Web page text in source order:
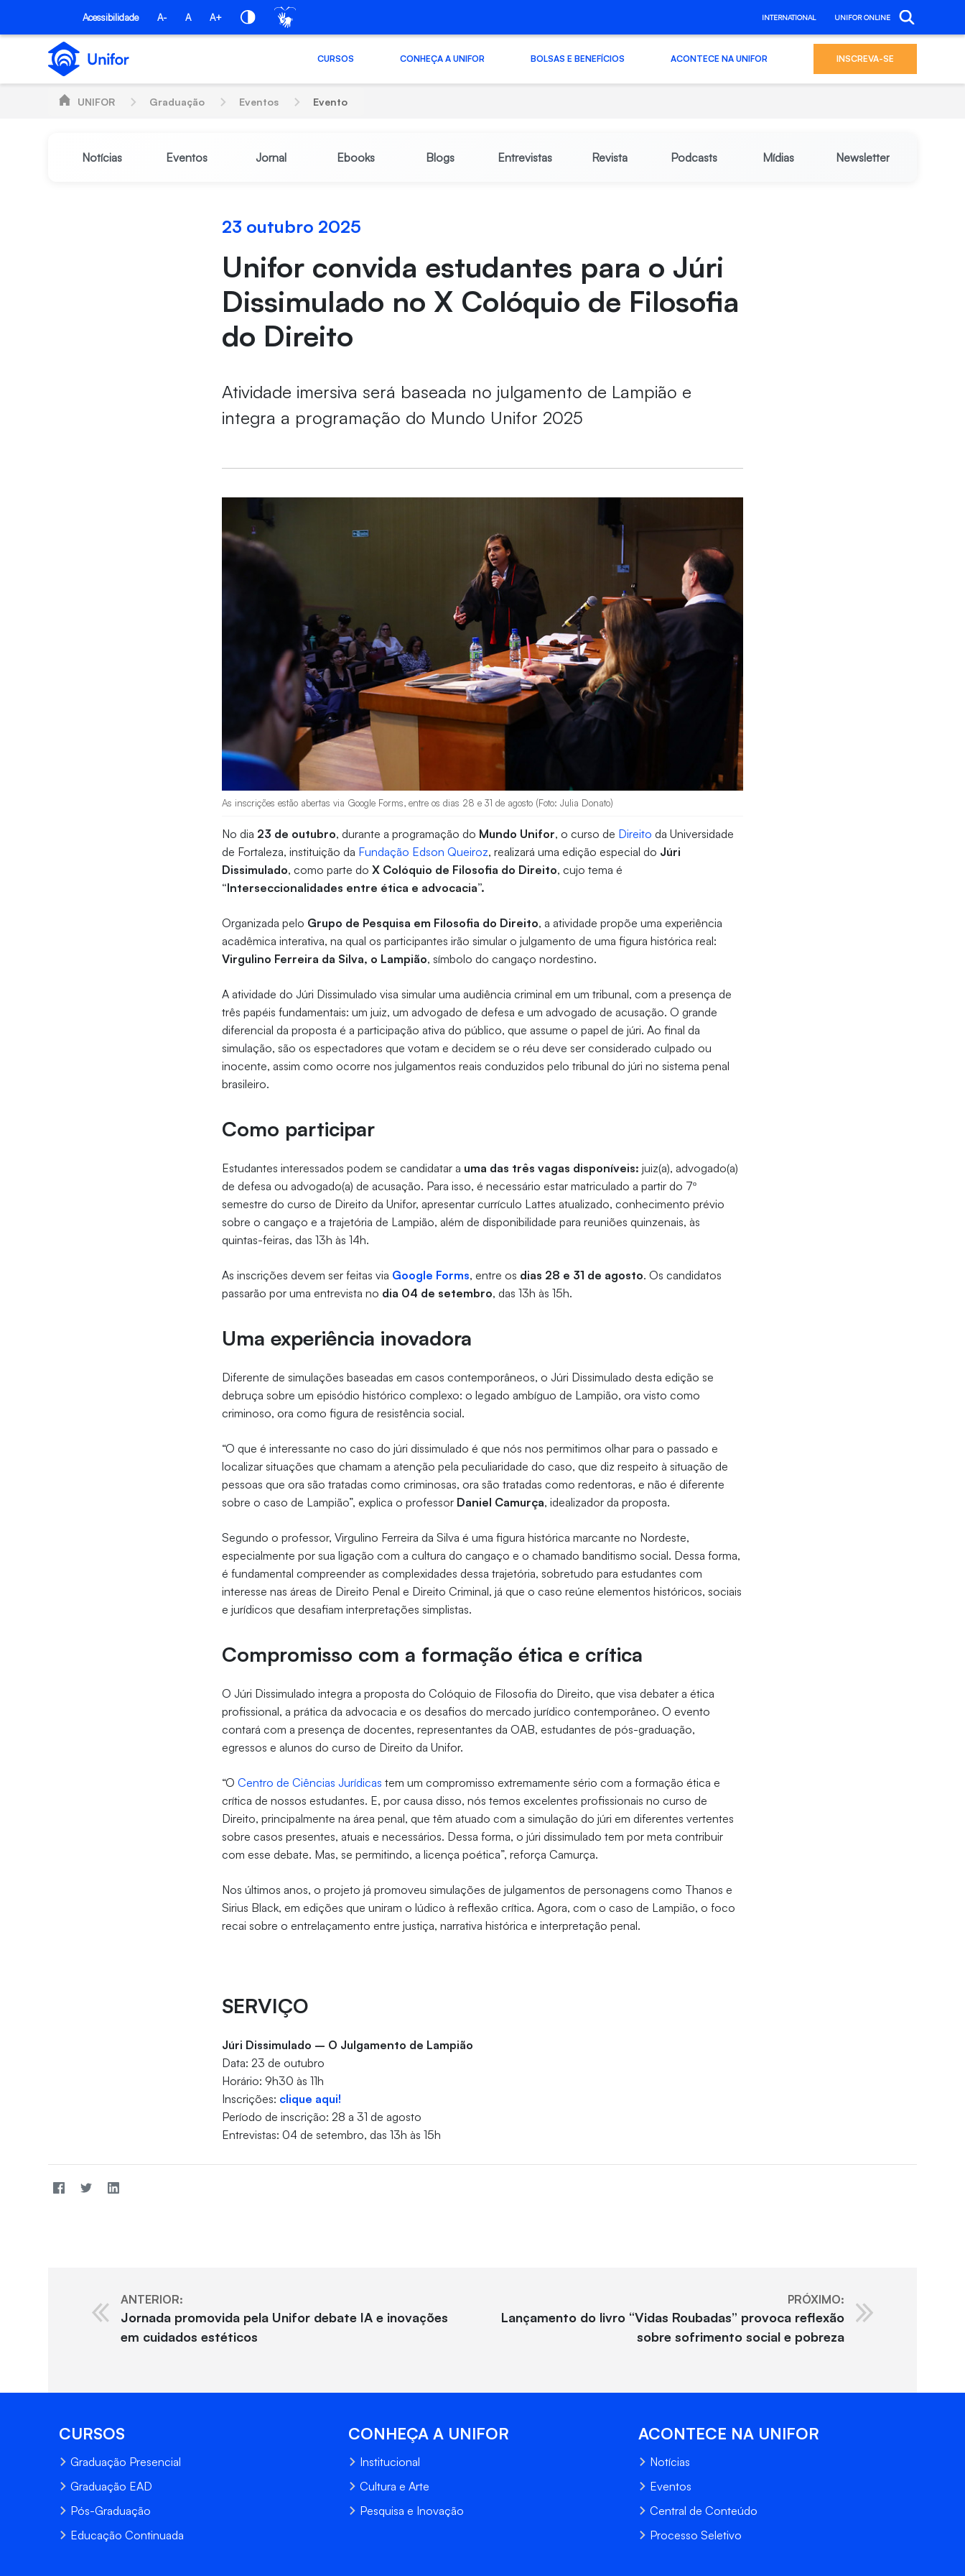
Pular para o Conteúdo principal
Acessibilidade A- A A+ INTERNATIONAL UNIFOR ONLINE
CURSOS CONHEÇA A UNIFOR BOLSAS E BENEFÍCIOS ACONTECE NA UNIFOR INSCREVA-SE
UNIFOR Graduação Eventos Evento
Notícias Eventos Jornal Ebooks Blogs Entrevistas Revista Podcasts Mídias Newsletter
23 outubro 2025
Unifor convida estudantes para o Júri
Dissimulado no X Colóquio de Filosofia
do Direito
Atividade imersiva será baseada no julgamento de Lampião e
integra a programação do Mundo Unifor 2025
As inscrições estão abertas via Google Forms, entre os dias 28 e 31 de agosto (Foto: Julia Donato)
No dia 23 de outubro, durante a programação do Mundo Unifor, o curso de Direito da Universidade
de Fortaleza, instituição da Fundação Edson Queiroz, realizará uma edição especial do Júri
Dissimulado, como parte doX Colóquio de Filosofia do Direito, cujo tema é
“Interseccionalidades entre ética e advocacia”.
Organizada pelo Grupo de Pesquisa em Filosofia do Direito, a atividade propõe uma experiência
acadêmica interativa, na qual os participantes irão simular o julgamento de uma figura histórica real:
Virgulino Ferreira da Silva, o Lampião, símbolo do cangaço nordestino.
A atividade do Júri Dissimulado visa simular uma audiência criminal em um tribunal, com a presença de
três papéis fundamentais: um juiz, um advogado de defesa e um advogado de acusação. O grande
diferencial da proposta é a participação ativa do público, que assume o papel de júri. Ao final da
simulação, são os espectadores que votam e decidem se o réu deve ser considerado culpado ou
inocente, assim como ocorre nos julgamentos reais conduzidos pelo tribunal do júri no sistema penal
brasileiro.
Como participar
Estudantes interessados podem se candidatar a uma das três vagas disponíveis:juiz(a), advogado(a)
de defesa ou advogado(a) de acusação. Para isso, é necessário estar matriculado a partir do 7º
semestre do curso de Direito da Unifor, apresentar currículo Lattes atualizado, conhecimento prévio
sobre o cangaço e a trajetória de Lampião, além de disponibilidade para reuniões quinzenais, às
quintas-feiras, das 13h às 14h.
As inscrições devem ser feitas via Google Forms, entre os dias 28 e 31 de agosto. Os candidatos
passarão por uma entrevista no dia 04 de setembro, das 13h às 15h.
Uma experiência inovadora
Diferente de simulações baseadas em casos contemporâneos, o Júri Dissimulado desta edição se
debruça sobre um episódio histórico complexo: o legado ambíguo de Lampião, ora visto como
criminoso, ora como figura de resistência social.
“O que é interessante no caso do júri dissimulado é que nós nos permitimos olhar para o passado e
localizar situações que chamam a atenção pela peculiaridade do caso, que diz respeito à situação de
pessoas que ora são tratadas como criminosas, ora são tratadas como redentoras, e não é diferente
sobre o caso de Lampião”, explica o professor Daniel Camurça, idealizador da proposta.
Segundo o professor, Virgulino Ferreira da Silva é uma figura histórica marcante no Nordeste,
especialmente por sua ligação com a cultura do cangaço e o chamado banditismo social. Dessa forma,
é fundamental compreender as complexidades dessa trajetória, sobretudo para estudantes com
interesse nas áreas de Direito Penal e Direito Criminal, já que o caso reúne elementos históricos, sociais
e jurídicos que desafiam interpretações simplistas.
Compromisso com a formação ética e crítica
O Júri Dissimulado integra a proposta do Colóquio de Filosofia do Direito, que visa debater a ética
profissional, a prática da advocacia e os desafios do mercado jurídico contemporâneo. O evento
contará com a presença de docentes, representantes da OAB, estudantes de pós-graduação,
egressos e alunos do curso de Direito da Unifor.
“OCentro de Ciências Jurídicastem um compromisso extremamente sério com a formação ética e
crítica de nossos estudantes. E, por causa disso, nós temos excelentes profissionais no curso de
Direito, principalmente na área penal, que têm atuado com a simulação do júri em diferentes vertentes
sobre casos presentes, atuais e necessários. Dessa forma, o júri dissimulado tem por meta contribuir
com esse debate. Mas, se permitindo, a licença poética”, reforça Camurça.
Nos últimos anos, o projeto já promoveu simulações de julgamentos de personagens como Thanos e
Sirius Black, em edições que uniram o lúdico à reflexão crítica. Agora, com o caso de Lampião, o foco
recai sobre o entrelaçamento entre justiça, narrativa histórica e interpretação penal.
SERVIÇO
Júri Dissimulado – O Julgamento de Lampião
Data: 23 de outubro
Horário: 9h30 às 11h
Inscrições: clique aqui!
Período de inscrição: 28 a 31 de agosto
Entrevistas: 04 de setembro, das 13h às 15h
ANTERIOR:
Jornada promovida pela Unifor debate IA e inovações
em cuidados estéticos
PRÓXIMO:
Lançamento do livro “Vidas Roubadas” provoca reflexão
sobre sofrimento social e pobreza
CURSOS
Graduação Presencial
Graduação EAD
Pós-Graduação
Educação Continuada
CONHEÇA A UNIFOR
Institucional
Cultura e Arte
Pesquisa e Inovação
ACONTECE NA UNIFOR
Notícias
Eventos
Central de Conteúdo
Processo Seletivo